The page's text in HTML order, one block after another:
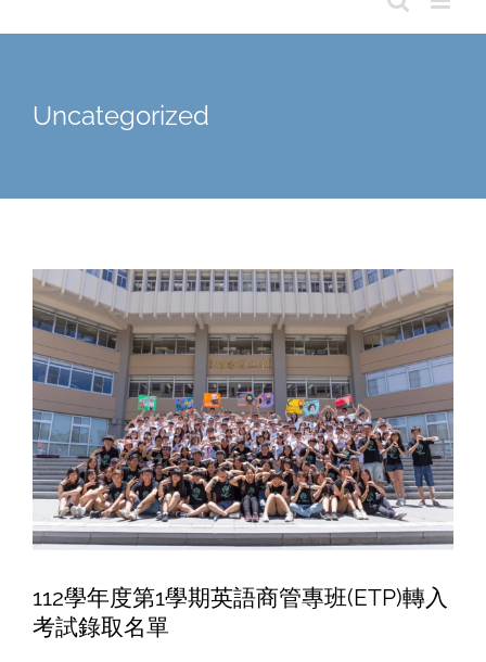
Uncategorized
112學年度第1學期英語商管專班(ETP)轉入考試錄
取名單
112學年度第1學期英語商管專班(ETP)轉入
考試錄取名單